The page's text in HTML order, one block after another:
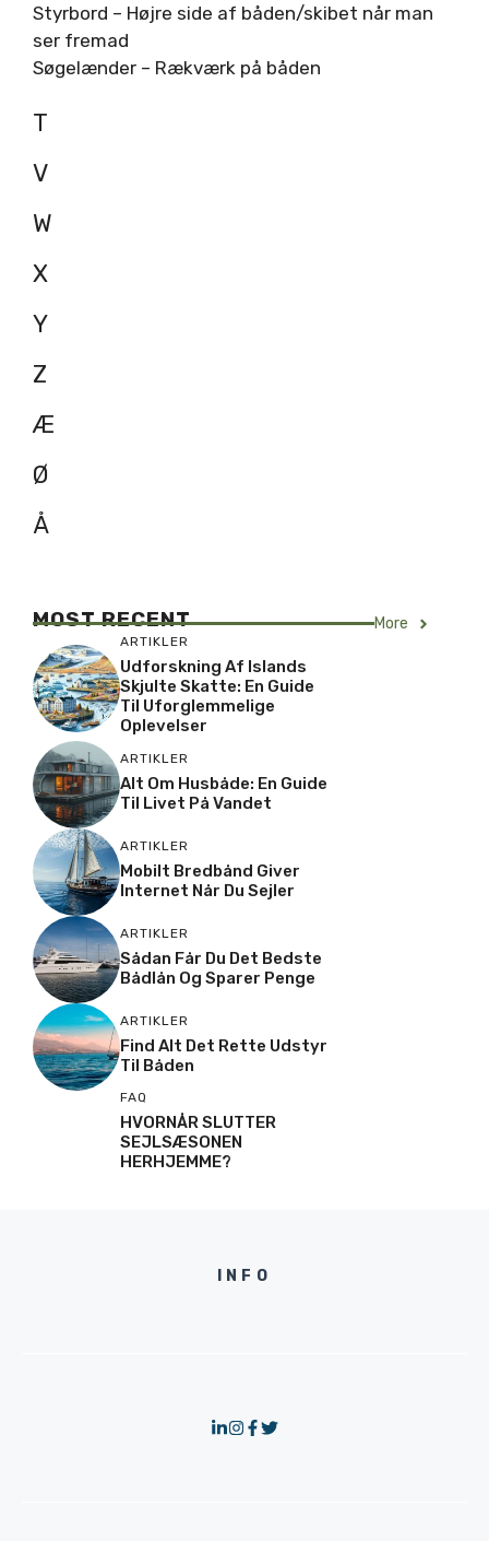
Styrbord – Højre side af båden/skibet når man
ser fremad
Søgelænder – Rækværk på båden
T
V
W
X
Y
Z
Æ
Ø
Å
MOST RECENT More
ARTIKLER
Udforskning Af Islands
Skjulte Skatte: En Guide
Til Uforglemmelige
Oplevelser
ARTIKLER
Alt Om Husbåde: En Guide
Til Livet På Vandet
ARTIKLER
Mobilt Bredbånd Giver
Internet Når Du Sejler
ARTIKLER
Sådan Får Du Det Bedste
Bådlån Og Sparer Penge
ARTIKLER
Find Alt Det Rette Udstyr
Til Båden
FAQ
HVORNÅR SLUTTER
SEJLSÆSONEN
HERHJEMME?
INFO